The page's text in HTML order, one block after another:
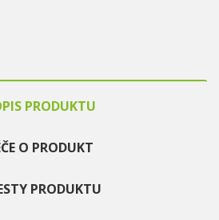
PRODUKTU
O PRODUKT
PRODUKTU